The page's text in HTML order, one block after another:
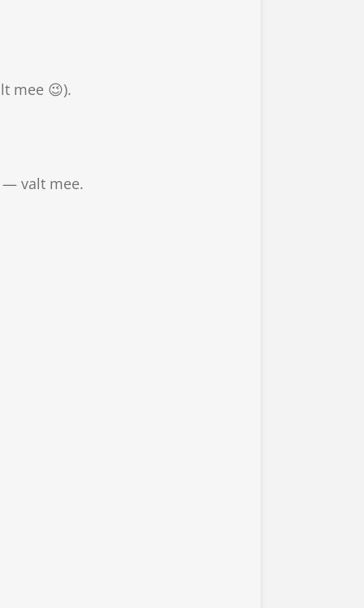
mee 😉).
valt mee.